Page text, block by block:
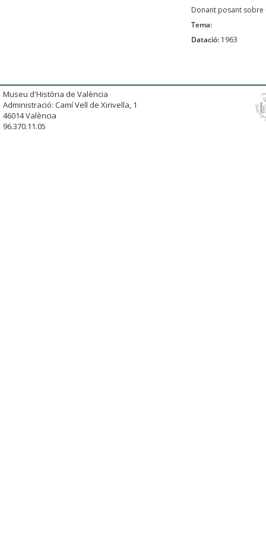
Donant posant
Tema:
Datació: 1963
Museu d'Història de València
Administració: Camí Vell de Xirivella, 1
46014 València
96.370.11.05